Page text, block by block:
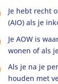
Je hebt recht
(AIO) als je
Je AOW is
wonen of als
Als je na je
houden met